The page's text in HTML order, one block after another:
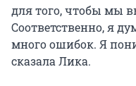
для того, чтобы мы
Соответственно, я
много ошибок. Я
сказала Лика.